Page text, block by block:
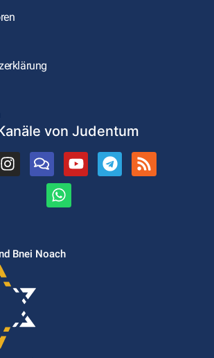
von Judentum
Bnei Noach